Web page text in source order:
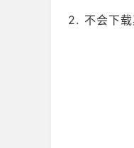
2. 不会下载